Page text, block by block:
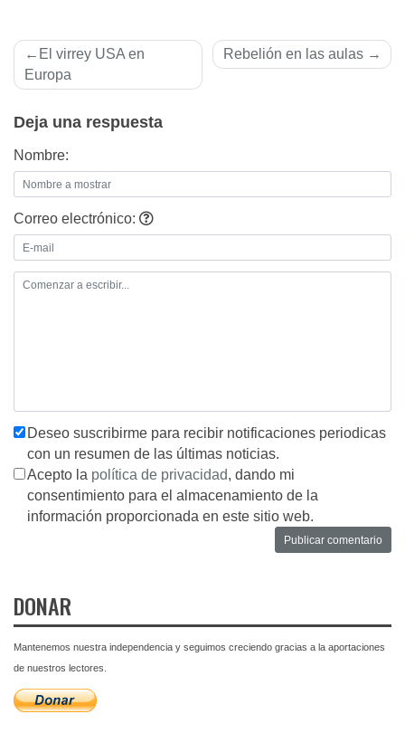
Navegación
de
El virrey USA en
Europa
Rebelión en las aulas
Deja una respuesta
Nombre:
Correo electrónico:
Deseo suscribirme para recibir notificaciones periodicas
con un resumen de las últimas noticias.
Acepto la política de privacidad, dando mi
consentimiento para el almacenamiento de la
información proporcionada en este sitio web.
DONAR
Mantenemos nuestra independencia y seguimos creciendo gracias a la aportaciones
de nuestros lectores.